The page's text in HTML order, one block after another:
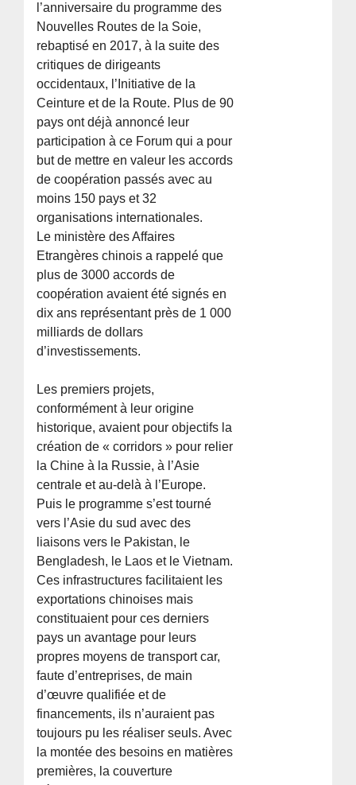
l’anniversaire du programme des
Nouvelles Routes de la Soie,
rebaptisé en 2017, à la suite des
critiques de dirigeants
occidentaux, l’Initiative de la
Ceinture et de la Route. Plus de 90
pays ont déjà annoncé leur
participation à ce Forum qui a pour
but de mettre en valeur les accords
de coopération passés avec au
moins 150 pays et 32
organisations internationales.
Le ministère des Affaires
Etrangères chinois a rappelé que
plus de 3000 accords de
coopération avaient été signés en
dix ans représentant près de 1 000
milliards de dollars
d’investissements.
Les premiers projets,
conformément à leur origine
historique, avaient pour objectifs la
création de « corridors » pour relier
la Chine à la Russie, à l’Asie
centrale et au-delà à l’Europe.
Puis le programme s’est tourné
vers l’Asie du sud avec des
liaisons vers le Pakistan, le
Bengladesh, le Laos et le Vietnam.
Ces infrastructures facilitaient les
exportations chinoises mais
constituaient pour ces derniers
pays un avantage pour leurs
propres moyens de transport car,
faute d’entreprises, de main
d’œuvre qualifiée et de
financements, ils n’auraient pas
toujours pu les réaliser seuls. Avec
la montée des besoins en matières
premières, la couverture